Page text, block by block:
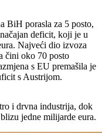
BiH porasla za 5 posto,
deficit, koji je u
Najveći dio izvoza
čini oko 70 posto
s EU premašila je
s Austrijom.
i drvna industrija, dok
jedne milijarde eura.